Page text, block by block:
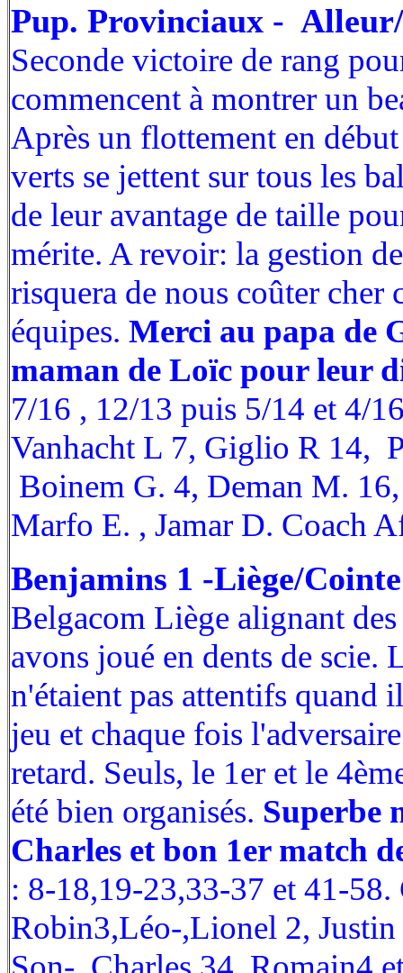
Pup. Provinciaux -
Seconde victoire de rang
commencent à montrer un
Après un flottement en
verts se jettent sur tous les
de leur avantage de taille
mérite. A revoir: la gestion
risquera de nous coûter cher
équipes. Merci au papa de
maman de Loïc pour leur
7/16 , 12/13 puis 5/14 et 4/
Vanhacht L 7, Giglio R 14,
Boinem G. 4, Deman M. 16,
Marfo E. , Jamar D. Coach
Benjamins 1 -Liège/
Belgacom Liège alignant
avons joué en dents de scie.
n'étaient pas attentifs quand
jeu et chaque fois
retard. Seuls, le 1er et le
été bien organisés. Superbe
Charles et bon 1er match
: 8-18,19-23,33-37 et 41-
Robin3,Léo-,Lionel 2,